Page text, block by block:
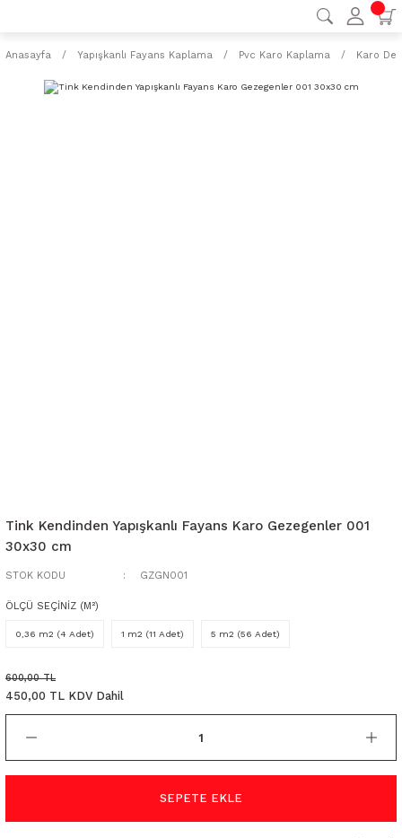
Anasayfa Yapışkanlı Fayans Kaplama Pvc Karo Kaplama Karo
Tink Kendinden Yapışkanlı Fayans Karo Gezegenler 001
30x30 cm
STOK KODU GZGN001
ÖLÇÜ SEÇİNİZ (M²)
0,36 m2 (4 Adet) 1 m2 (11 Adet) 5 m2 (56 Adet)
600,00 TL
450,00 TL KDV Dahil
SEPETE EKLE